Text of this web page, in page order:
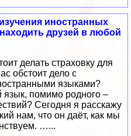
иностранных
друзей в любой
делать страховку для
обстоит дело с
языками?
помимо родного –
Сегодня я расскажу
нам, что он даёт, как мы
…...